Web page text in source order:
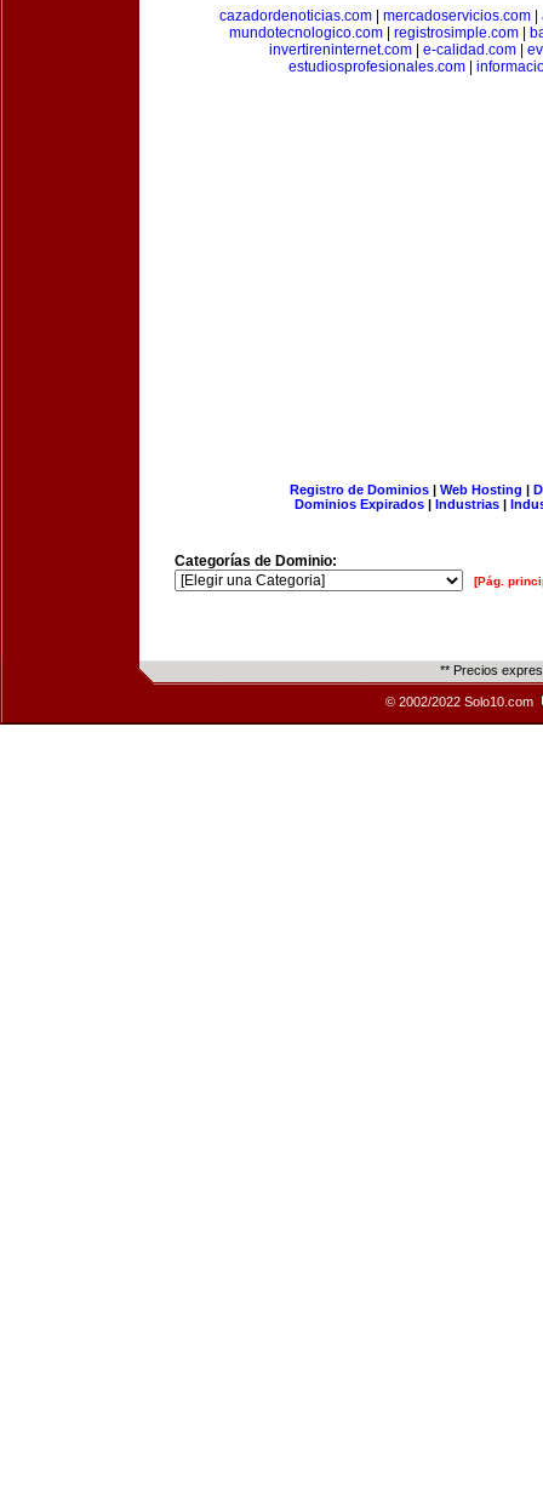
cazadordenoticias.com
mercadoservicios.com
mundotecnologico.com| registrosimple.com|
invertireninternet.com| e-calidad.com|
estudiosprofesionales.com
Registro de Dominios| Web Hosting |
Dominios Expirados | Industrias |
Categorías de Dominio:
[Pág.
** Precios
© 2002/2022 Solo10.com